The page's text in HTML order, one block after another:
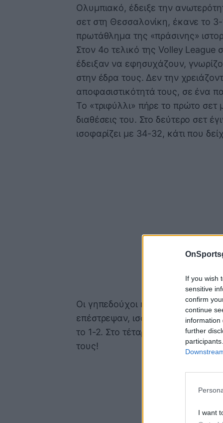
If you wish
sensitive
confirm
continue
information
further
I want
Ολυμπιακό, έδειξε την
σετ στη Θεσσαλονίκη, έκανε το
πρωτάθλημα της «πράσινης»
Στον 4ο τελικό της Volley League
έδειξαν να εφησυχάζουν,
στην έδρα τους. Δεν την
αποφασιστικότητά τους, σε ένα
Το «τριφύλλι» πήρε το πρώτο σετ
διαθέσεις του. Στο δεύτερο σετ
ισοφαρίζει με 34-32, κάτι που
Οι γηπεδούχοι ήταν μπροστά 20-
επέστρεψαν, ισοφάρισαν 23-23
το 1-2. Στο τέταρτο σετ με 20-25
τους!